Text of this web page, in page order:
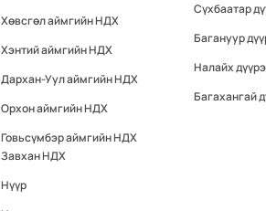
Хөвсгөл аймгийн НДХ
Хэнтий аймгийн НДХ
Дархан-Уул аймгийн НДХ
Орхон аймгийн НДХ
Говьсүмбэр аймгийн НДХ
Завхан НДХ
Нүүр
Сүхбаатар
Багануур
Налайх
Багахангай